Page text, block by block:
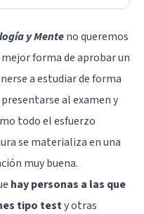
y Menteno queremos
forma de aprobar un
a estudiar de forma
al examen y
todo el esfuerzo
se materializa en una
muy buena.
hay personas a las que
tipo testy otras